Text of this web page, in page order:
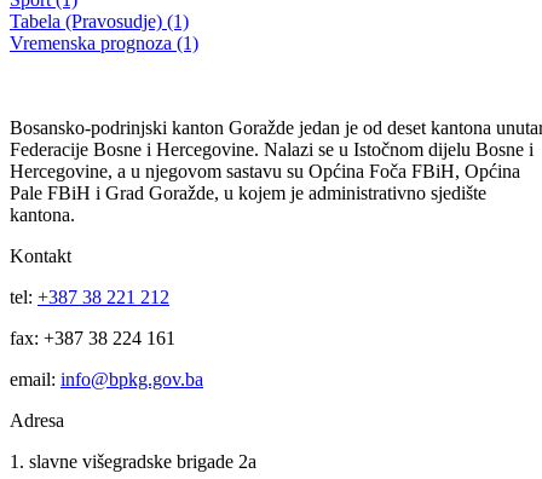
Utvrđen termin održavanja 8. redovne sjednice
24.12.2025